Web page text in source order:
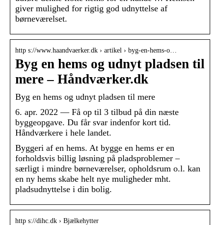
giver mulighed for rigtig god udnyttelse af
børneværelset.
http s://www.haandvaerker.dk › artikel › byg-en-hems-o…
Byg en hems og udnyt pladsen til
mere – Håndværker.dk
Byg en hems og udnyt pladsen til mere
6. apr. 2022 — Få op til 3 tilbud på din næste
byggeopgave. Du får svar indenfor kort tid.
Håndværkere i hele landet.
Byggeri af en hems. At bygge en hems er en
forholdsvis billig løsning på pladsproblemer –
særligt i mindre børneværelser, opholdsrum o.l. kan
en ny hems skabe helt nye muligheder mht.
pladsudnyttelse i din bolig.
http s://dihc.dk › Bjælkehytter